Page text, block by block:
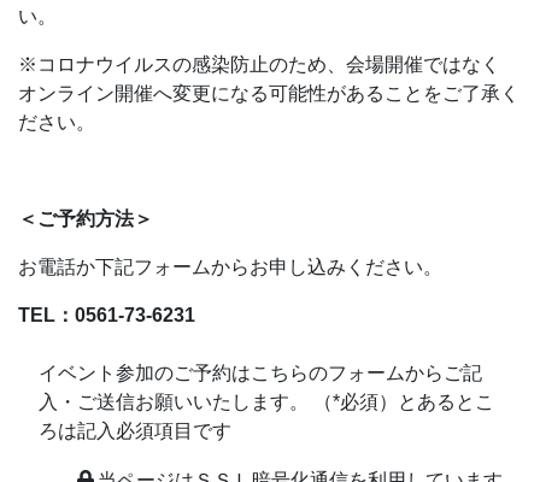
い。
※コロナウイルスの感染防止のため、会場開催ではなく
オンライン開催へ変更になる可能性があることをご了承く
ださい。
＜ご予約方法＞
お電話か下記フォームからお申し込みください。
TEL：0561-73-6231
イベント参加のご予約はこちらのフォームからご記
入・ご送信お願いいたします。 （*必須）とあるとこ
ろは記入必須項目です